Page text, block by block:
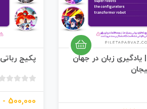
پکیج رباتی ۲ | یادگیری زبان در جهان
پکیج رباتی 1
500,000 - 2,150,000 تومان